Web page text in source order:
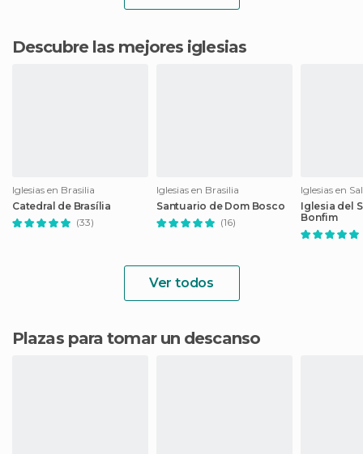
Descubre las mejores iglesias
Iglesias en Brasilia
Catedral de Brasília
(33)
Iglesias en Brasilia
Santuario de Dom Bosco
(16)
Iglesias en
Iglesia del
Bonfim
Ver todos
Plazas para tomar un descanso